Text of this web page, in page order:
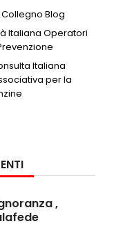
Blog
Italiana Operatori
Italiana
per la
,